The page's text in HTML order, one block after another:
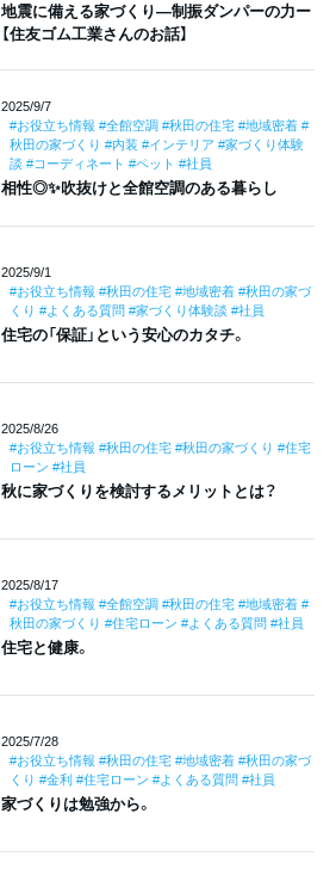
地震に備える家づくり―制振ダンパーの力ー
【住友ゴム工業さんのお話】
2025/9/7
#お役立ち情報 #全館空調 #秋田の住宅 #地域密着 #
秋田の家づくり #内装 #インテリア #家づくり体験
談 #コーディネート #ペット #社員
相性◎✨吹抜けと全館空調のある暮らし
2025/9/1
#お役立ち情報 #秋田の住宅 #地域密着 #秋田の家づ
くり #よくある質問 #家づくり体験談 #社員
住宅の「保証」という安心のカタチ。
2025/8/26
#お役立ち情報 #秋田の住宅 #秋田の家づくり #住宅
ローン #社員
秋に家づくりを検討するメリットとは？
2025/8/17
#お役立ち情報 #全館空調 #秋田の住宅 #地域密着 #
秋田の家づくり #住宅ローン #よくある質問 #社員
住宅と健康。
2025/7/28
#お役立ち情報 #秋田の住宅 #地域密着 #秋田の家づ
くり #金利 #住宅ローン #よくある質問 #社員
家づくりは勉強から。